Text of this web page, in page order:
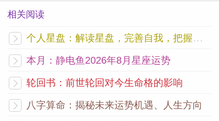
至伤害都变成了爱情的另类证明。
相关阅读
个人星盘：解读星盘，完善自我，把握未来
本月：静电鱼2026年8月星座运势
轮回书：前世轮回对今生命格的影响
八字算命：揭秘未来运势机遇、人生方向